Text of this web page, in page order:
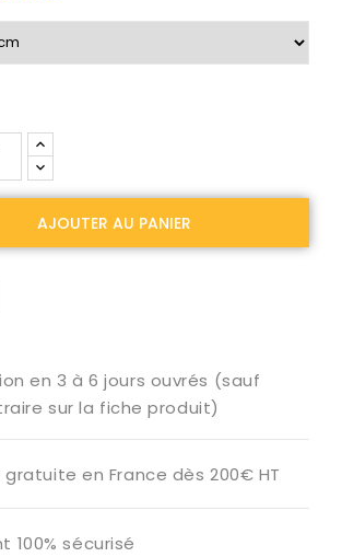
AJOUTER AU PANIER
en 3 à 6 jours ouvrés (sauf
sur la fiche produit)
gratuite en France dès 200€ HT
100% sécurisé